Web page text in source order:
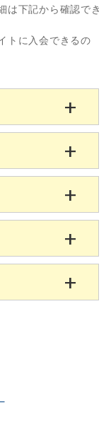
は下記から確認でき
トに入会できるの